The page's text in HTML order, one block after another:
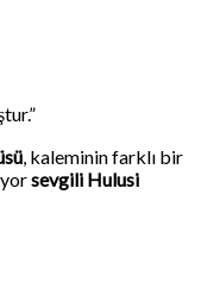
, kaleminin farklı bir
sevgili Hulusi